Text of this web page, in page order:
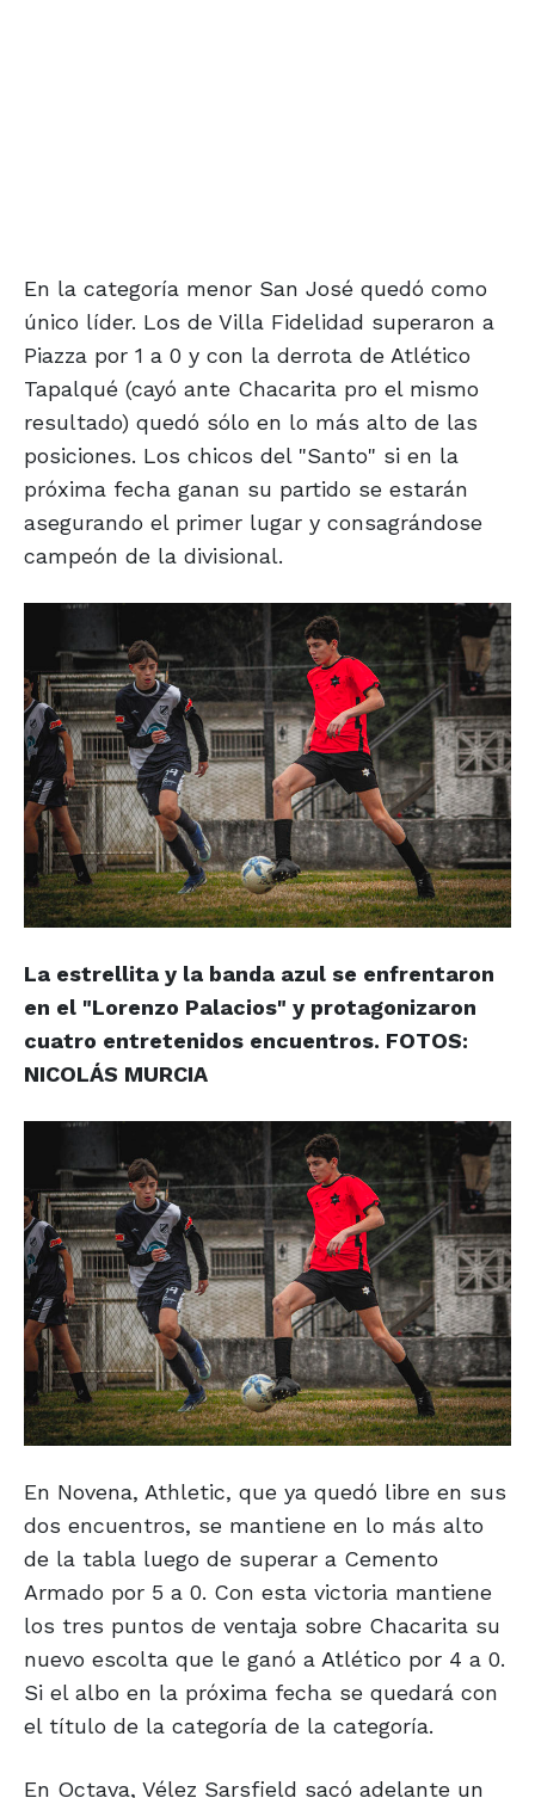
En la categoría menor San José quedó como
único líder. Los de Villa Fidelidad superaron a
Piazza por 1 a 0 y con la derrota de Atlético
Tapalqué (cayó ante Chacarita pro el mismo
resultado) quedó sólo en lo más alto de las
posiciones. Los chicos del "Santo" si en la
próxima fecha ganan su partido se estarán
asegurando el primer lugar y consagrándose
campeón de la divisional.
La estrellita y la banda azul se enfrentaron
en el "Lorenzo Palacios" y protagonizaron
cuatro entretenidos encuentros. FOTOS:
NICOLÁS MURCIA
En Novena, Athletic, que ya quedó libre en sus
dos encuentros, se mantiene en lo más alto
de la tabla luego de superar a Cemento
Armado por 5 a 0. Con esta victoria mantiene
los tres puntos de ventaja sobre Chacarita su
nuevo escolta que le ganó a Atlético por 4 a 0.
Si el albo en la próxima fecha se quedará con
el título de la categoría de la categoría.
En Octava, Vélez Sarsfield sacó adelante un